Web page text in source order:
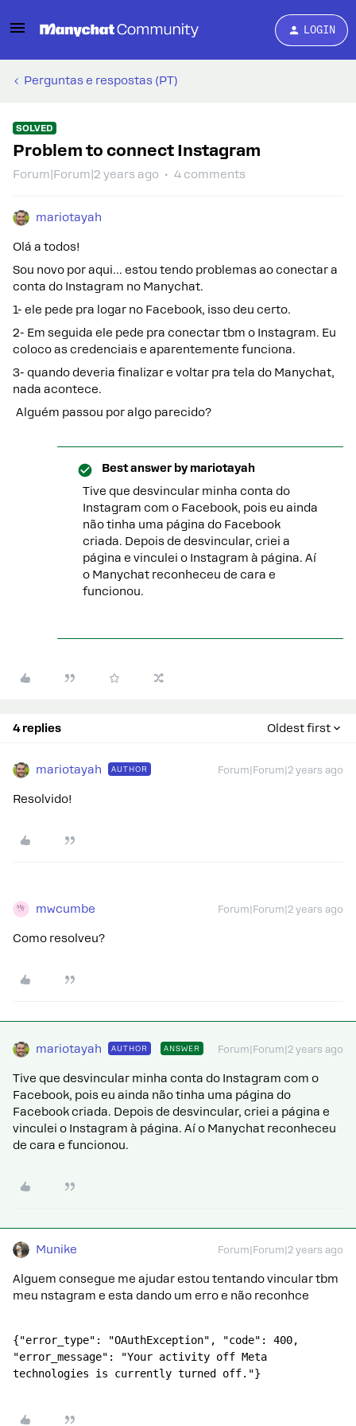
LOGIN
Perguntas e respostas (PT)
SOLVED
Problem to connect Instagram
Forum|Forum|2 years ago 4 comments
mariotayah
Olá a todos!
Sou novo por aqui... estou tendo problemas ao conectar a
conta do Instagram no Manychat.
1- ele pede pra logar no Facebook, isso deu certo.
2- Em seguida ele pede pra conectar tbm o Instagram. Eu
coloco as credenciais e aparentemente funciona.
3- quando deveria finalizar e voltar pra tela do Manychat,
nada acontece.
Alguém passou por algo parecido?
Best answer by mariotayah
Tive que desvincular minha conta do
Instagram com o Facebook, pois eu ainda
não tinha uma página do Facebook
criada. Depois de desvincular, criei a
página e vinculei o Instagram à página. Aí
o Manychat reconheceu de cara e
funcionou.
4 replies Oldest first
mariotayah AUTHOR Forum|Forum|2 years ago
Resolvido!
mwcumbe Forum|Forum|2 years ago
Como resolveu?
mariotayah AUTHOR ANSWER Forum|Forum|2 years ago
Tive que desvincular minha conta do Instagram com o
Facebook, pois eu ainda não tinha uma página do
Facebook criada. Depois de desvincular, criei a página e
vinculei o Instagram à página. Aí o Manychat reconheceu
de cara e funcionou.
Munike Forum|Forum|2 years ago
Alguem consegue me ajudar estou tentando vincular tbm
meu nstagram e esta dando um erro e não reconhce
{"error_type": "OAuthException", "code": 400,
"error_message": "Your activity off Meta
technologies is currently turned off."}